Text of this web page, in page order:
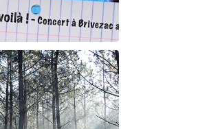
Cabannes -